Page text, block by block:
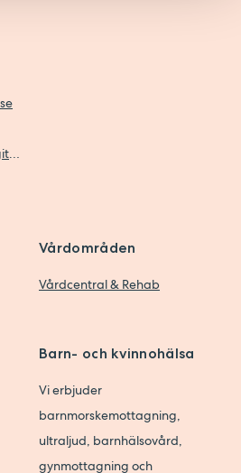
Personuppgiftspolicy Digitala vårdtjänster
Vårdområden
Vårdcentral & Rehab
Barn- och kvinnohälsa
Vi erbjuder
barnmorskemottagning,
ultraljud, barnhälsovård,
gynmottagning och